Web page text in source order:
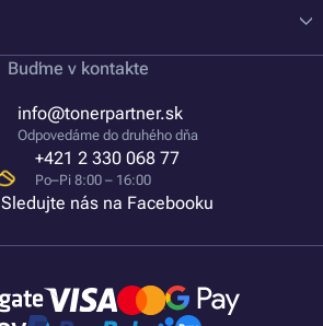
Buďme v kontakte
info@tonerpartner.sk
Odpovedáme do druhého dňa
+421 2 330 068 77
Po–Pi 8:00 – 16:00
Sledujte nás na Facebooku